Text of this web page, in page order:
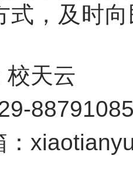
式，及时
校天云